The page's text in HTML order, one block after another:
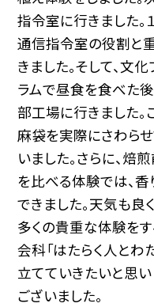
指令室に行きました。
通信指令室の役割と
きました。そして、文
ラムで昼食を食べた
部工場に行きました。
麻袋を実際にさわら
いました。さらに、焙
を比べる体験では、
できました。天気も良
多くの貴重な体験を
会科「はたらく人とわ
立てていきたいと思
ございました。